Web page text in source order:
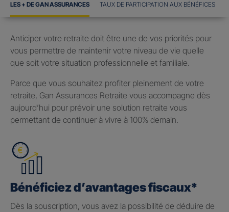
LES + DE GAN ASSURANCES TAUX DE PARTICIPATION AUX BÉNÉFICES
Anticiper votre retraite doit être une de vos priorités pour
vous permettre de maintenir votre niveau de vie quelle
que soit votre situation professionnelle et familiale.
Parce que vous souhaitez profiter pleinement de votre
retraite, Gan Assurances Retraite vous accompagne dès
aujourd’hui pour prévoir une solution retraite vous
permettant de continuer à vivre à 100% demain.
Bénéficiez d’avantages fiscaux*
Dès la souscription, vous avez la possibilité de déduire de